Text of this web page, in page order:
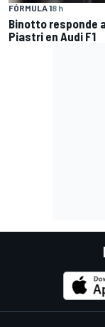
FÓRMULA 18 h
Binotto responde
Piastri en Audi F1